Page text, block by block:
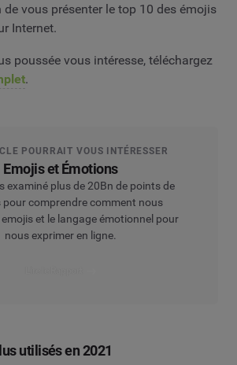
vous présenter le top 10 des émojis
Internet.
poussée vous intéresse, téléchargez
.
POURRAIT VOUS INTÉRESSER
Emojis et Émotions
examiné plus de 20Bn de points de
pour comprendre comment nous
et le langage émotionnel pour
nous exprimer en ligne.
utilisés en 2021